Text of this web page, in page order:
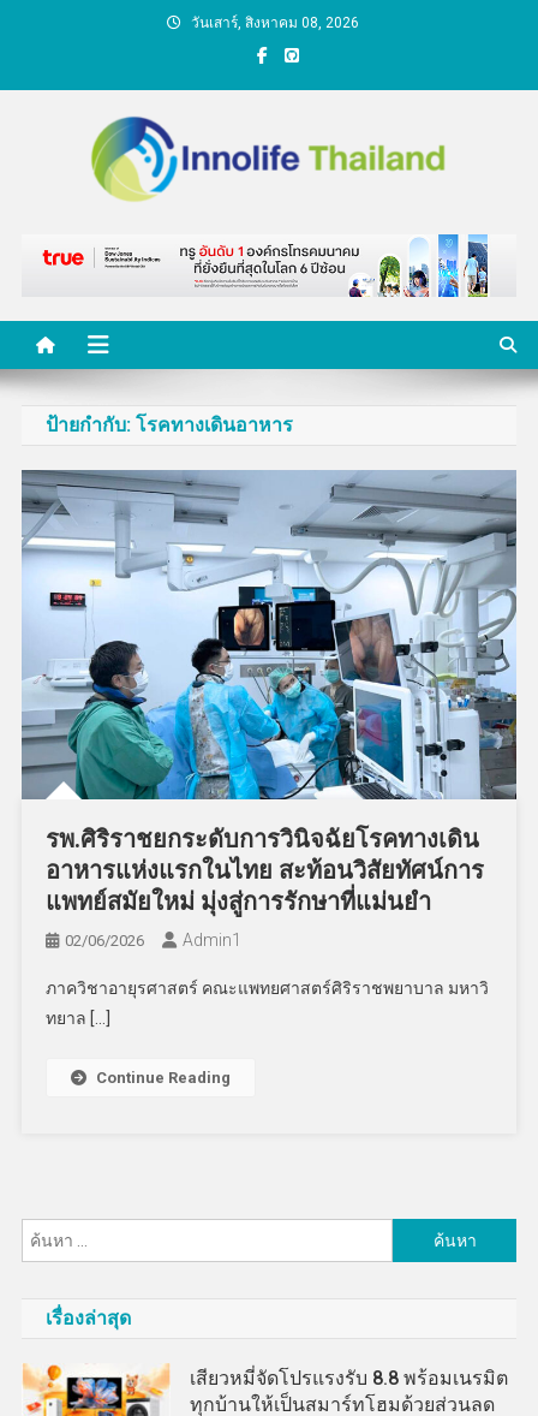
วันเสาร์, สิงหาคม 08, 2026
คนกับความคิด ชีวิตกับ
นวัตกรรม
ป้ายกำกับ: โรคทางเดินอาหาร
รพ.ศิริราชยกระดับการวินิจฉัยโรคทางเดิน
อาหารแห่งแรกในไทย สะท้อนวิสัยทัศน์การ
แพทย์สมัยใหม่ มุ่งสู่การรักษาที่แม่นยำ
02/06/2026 Admin​1
ภาควิชาอายุรศาสตร์ คณะแพทยศาสตร์ศิริราชพยาบาล มหาวิ
ทยาล […]
Continue Reading
สำหรับ:
เรื่องล่าสุด
เสียวหมี่จัดโปรแรงรับ 8.8 พร้อมเนรมิต
ทุกบ้านให้เป็นสมาร์ทโฮมด้วยส่วนลด